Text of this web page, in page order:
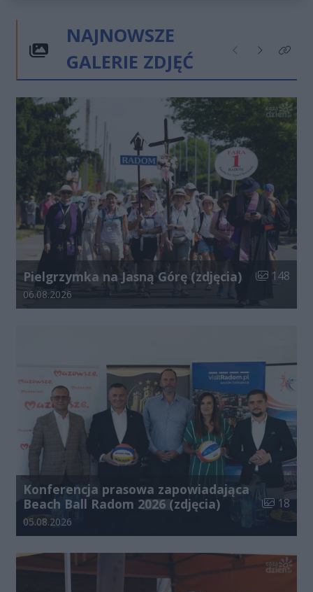
NAJNOWSZE
GALERIE ZDJĘĆ
Poprzednie
NastępneKliknij
Pielgrzymka na Jasną Górę (zdjęcia) Liczba
148
Data dodania galerii:
06.08.2026
Konferencja prasowa zapowiadająca
Beach Ball Radom 2026 (zdjęcia)
Liczba
18
Data dodania galerii:
05.08.2026